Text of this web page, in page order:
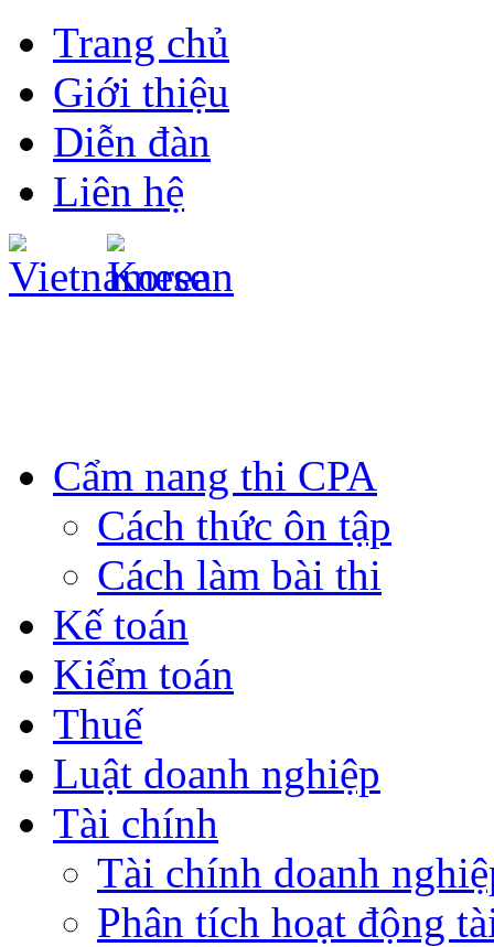
Trang chủ
Giới thiệu
Diễn đàn
Liên hệ
Cẩm nang thi CPA
Cách thức ôn tập
Cách làm bài thi
Kế toán
Kiểm toán
Thuế
Luật doanh nghiệp
Tài chính
Tài chính doanh
Phân tích hoạt động